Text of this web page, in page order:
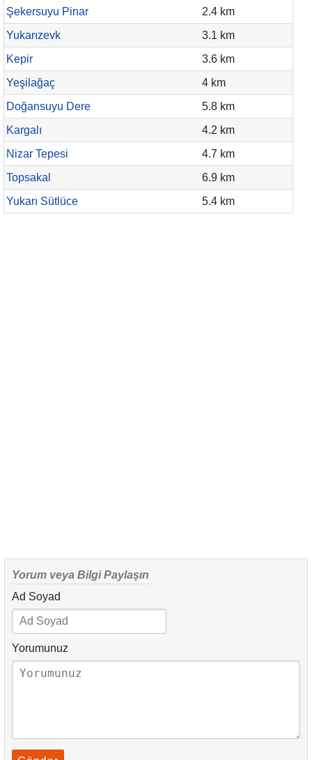
Şekersuyu Pinar
2.4 km
Yukarızevk
3.1 km
Kepir
3.6 km
Yeşilağaç
4 km
Doğansuyu Dere
5.8 km
Kargalı
4.2 km
Nizar Tepesi
4.7 km
Topsakal
6.9 km
Yukarı Sütlüce
5.4 km
Yorum veya Bilgi Paylaşın
Ad Soyad
Yorumunuz